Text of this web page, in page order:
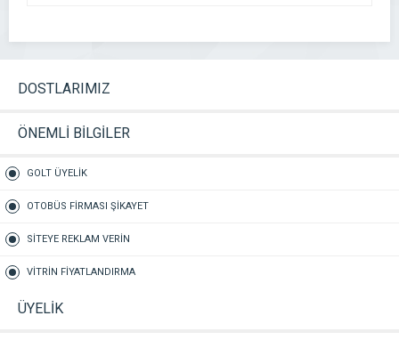
DOSTLARIMIZ
ÖNEMLİ BİLGİLER
GOLT ÜYELİK
OTOBÜS FİRMASI ŞİKAYET
SİTEYE REKLAM VERİN
VİTRİN FİYATLANDIRMA
ÜYELİK